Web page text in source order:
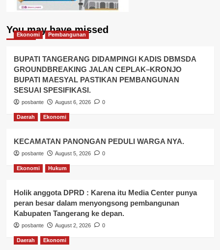
You may have missed
Ekonomi Pembangunan
BUPATI TANGERANG DIDAMPINGI KADIS DBMSDA
GROUNDBREAKING JALAN CEPLAK–KRONJO
BUPATI MAESYAL PASTIKAN PEMBANGUNAN
SESUAI SPESIFIKASI.
posbante August 6, 2026 0
Daerah Ekonomi
KECAMATAN PANONGAN PEDULI WARGA NYA.
posbante August 5, 2026 0
Ekonomi Hukum
Holik anggota DPRD : Karena itu Media Center punya
peran besar dalam menyongsong pembangunan
Kabupaten Tangerang ke depan.
posbante August 2, 2026 0
Daerah Ekonomi